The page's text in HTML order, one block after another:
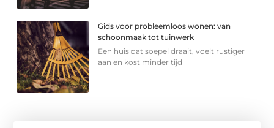
Gids voor probleemloos wonen: van
schoonmaak tot tuinwerk
Een huis dat soepel draait, voelt rustiger
aan en kost minder tijd